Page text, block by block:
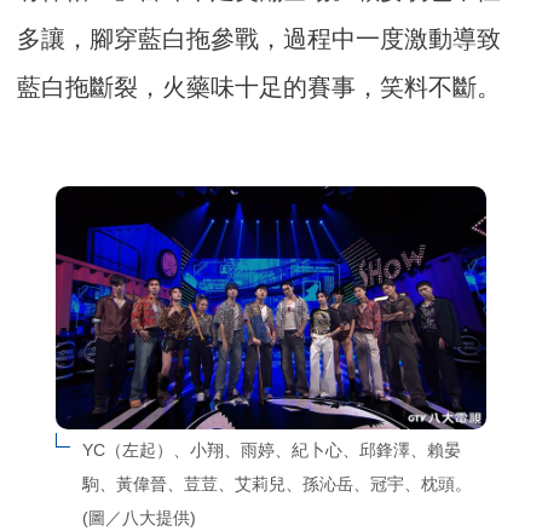
多讓，腳穿藍白拖參戰，過程中一度激動導致
藍白拖斷裂，火藥味十足的賽事，笑料不斷。
YC（左起）、小翔、雨婷、紀卜心、邱鋒澤、賴晏
駒、黃偉晉、荳荳、艾莉兒、孫沁岳、冠宇、枕頭。
(圖／八大提供)